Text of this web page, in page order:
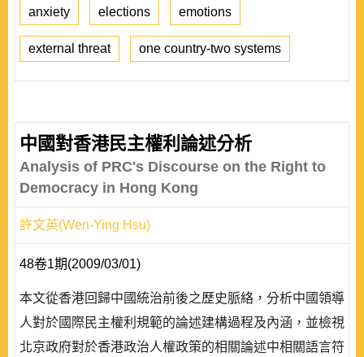
anxiety elections emotions
external threat one country-two systems
中國對香港民主權利論述分析
Analysis of PRC's Discourse on the Right to
Democracy in Hong Kong
許文英(Wen-Ying Hsu)
48卷1期(2009/03/01)
本文從香港回歸中國統治前後之歷史脈絡，分析中國領導
人對於國際民主權利規範的論述建構過程及內涵，並檢視
北京政府對於香港政治人權政策的相關論述中相關語言符